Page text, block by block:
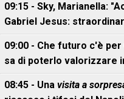
09:15 - Sky, Marianella:
Gabriel Jesus:
09:00 - Che futuro c'è
sa di poterlo valorizzare
08:45 - Una visita a